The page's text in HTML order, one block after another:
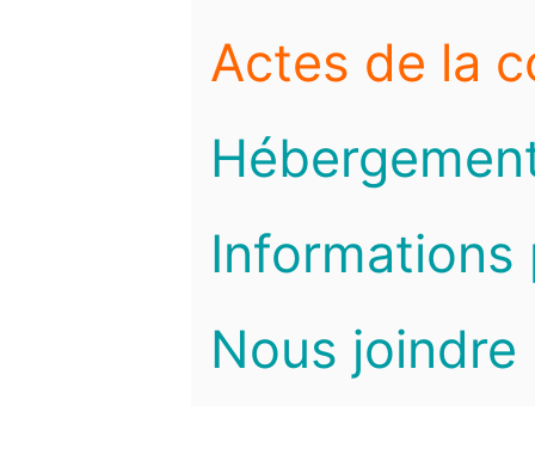
Actes de la
Informations
Nous joindre